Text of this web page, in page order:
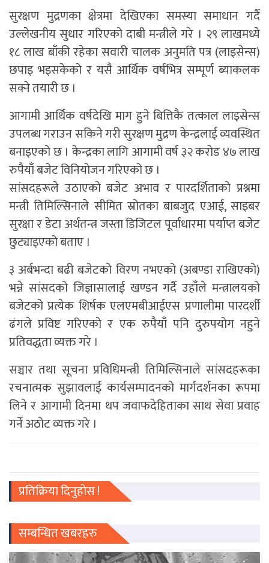
सुरक्षण मुद्रणका क्षेत्रमा देखिएका समस्या समाधान गर्दै
उल्लेखनीय सुधार गरिएको दाबी मन्त्रीले गरे । २९ लाखमध्ये
१८ लाख बाँकी रहेका सवारी चालक अनुमति पत्र (लाइसेन्स)
छपाइ भइसकेको र यसै आर्थिक वर्षभित्र सम्पूर्ण ब्याकलक
सक्ने तयारी छ ।
आगामी आर्थिक वर्षदेखि माग हुने बित्तिकै तत्काल लाइसेन्स
उपलब्ध गराउन सकिने गरी सुरक्षण मुद्रण केन्द्रलाई व्यवस्थित
बनाइएको छ । केन्द्रका लागि आगामी वर्ष ३२ करोड ४७ लाख
रुपैयाँ बजेट विनियोजन गरिएको छ ।
सांसदहरूले उठाएको बजेट अभाव र पारदर्शिताको प्रश्नमा
मन्त्री तिमिल्सिनाले सीमित स्रोतका बाबजुद एआई, साइबर
सुरक्षा र डेटा अर्थतन्त्र जस्ता डिजिटल पूर्वाधारमा पर्याप्त बजेट
छुट्याइएको बताए ।
३ अर्बभन्दा बढी बजेटको विरण नभएको (अबण्डा राखिएको)
भन्ने सांसदको जिज्ञासालाई खण्डन गर्दै उहाँले मन्त्रालयको
बजेटको प्रत्येक शिर्षक एलएमबीआईएस प्रणालीमा पारदर्शी
ढंगले प्रविष्ट गरिएको र एक रुपैयाँ पनि दुरुपयोग नहुने
प्रतिवद्धता व्यक्त गरे ।
सञ्चार तथा सूचना प्रविधिमन्त्री तिमिल्सिनाले सांसदहरूका
रचनात्मक सुझावलाई कार्यसम्पादनको मार्गदर्शनका रूपमा
लिने र आगामी दिनमा थप जवाफदेहिताका साथ सेवा प्रवाह
गर्ने अठोट व्यक्त गरे ।
प्रतिक्रिया दिनुहोस !
सम्बन्धित खबरहरु